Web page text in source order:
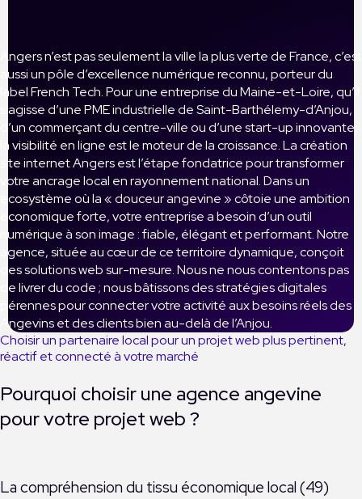
Angers n’est pas seulement la ville la plus verte de France, c’est
aussi un pôle d’excellence numérique reconnu, porteur du
label French Tech. Pour une entreprise du Maine-et-Loire, qu’il
s’agisse d’une PME industrielle de Saint-Barthélemy-d’Anjou,
d’un commerçant du centre-ville ou d’une start-up innovante,
la visibilité en ligne est le moteur de la croissance. La création
site internet Angers est l’étape fondatrice pour transformer
votre ancrage local en rayonnement national. Dans un
écosystème où la « douceur angevine » côtoie une ambition
économique forte, votre entreprise a besoin d’un outil
numérique à son image : fiable, élégant et performant. Notre
agence, située au cœur de ce territoire dynamique, conçoit
des solutions web sur-mesure. Nous ne nous contentons pas
de livrer du code ; nous bâtissons des stratégies digitales
pérennes pour connecter votre activité aux besoins réels des
Angevins et des clients bien au-delà de l’Anjou.
Choisir un partenaire local pour un projet web plus pertinent,
réactif et connecté à votre marché
Pourquoi choisir une agence angevine
pour votre projet web ?
La compréhension du tissu économique local (49)